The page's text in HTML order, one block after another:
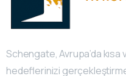
Schengate, Avrupa’da
hedeflerinizi